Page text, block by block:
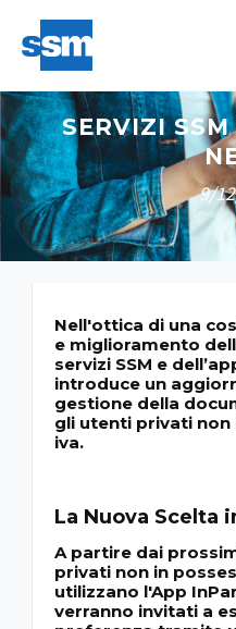
SERVIZI
9/
Nell'ottica di una
e miglioramento
servizi SSM e
introduce un
gestione della
gli utenti privati
iva.
La Nuova Scelta
A partire dai
privati non in
utilizzano l'App
verranno invitati a